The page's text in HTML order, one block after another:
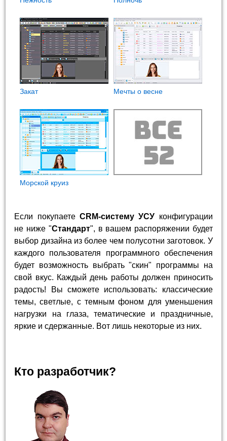
Закат Мечты о весне
Морской круиз
Если покупаете CRM-систему УСУ конфигурации
не ниже "Стандарт", в вашем распоряжении будет
выбор дизайна из более чем полусотни заготовок. У
каждого пользователя программного обеспечения
будет возможность выбрать "скин" программы на
свой вкус. Каждый день работы должен приносить
радость! Вы сможете использовать: классические
темы, светлые, с темным фоном для уменьшения
нагрузки на глаза, тематические и праздничные,
яркие и сдержанные. Вот лишь некоторые из них.
Кто разработчик?